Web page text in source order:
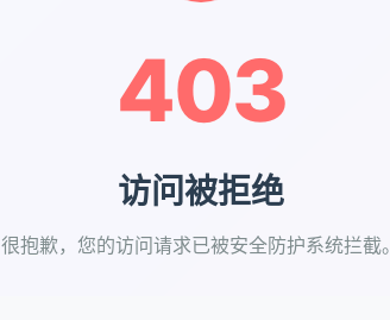
403
访问被拒绝
很抱歉，您的访问请求已被安全防护系统拦截。